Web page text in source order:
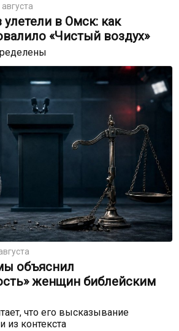
в Омск: как
«Чистый воздух»
объяснил
женщин библейским
что его высказывание
из контекста